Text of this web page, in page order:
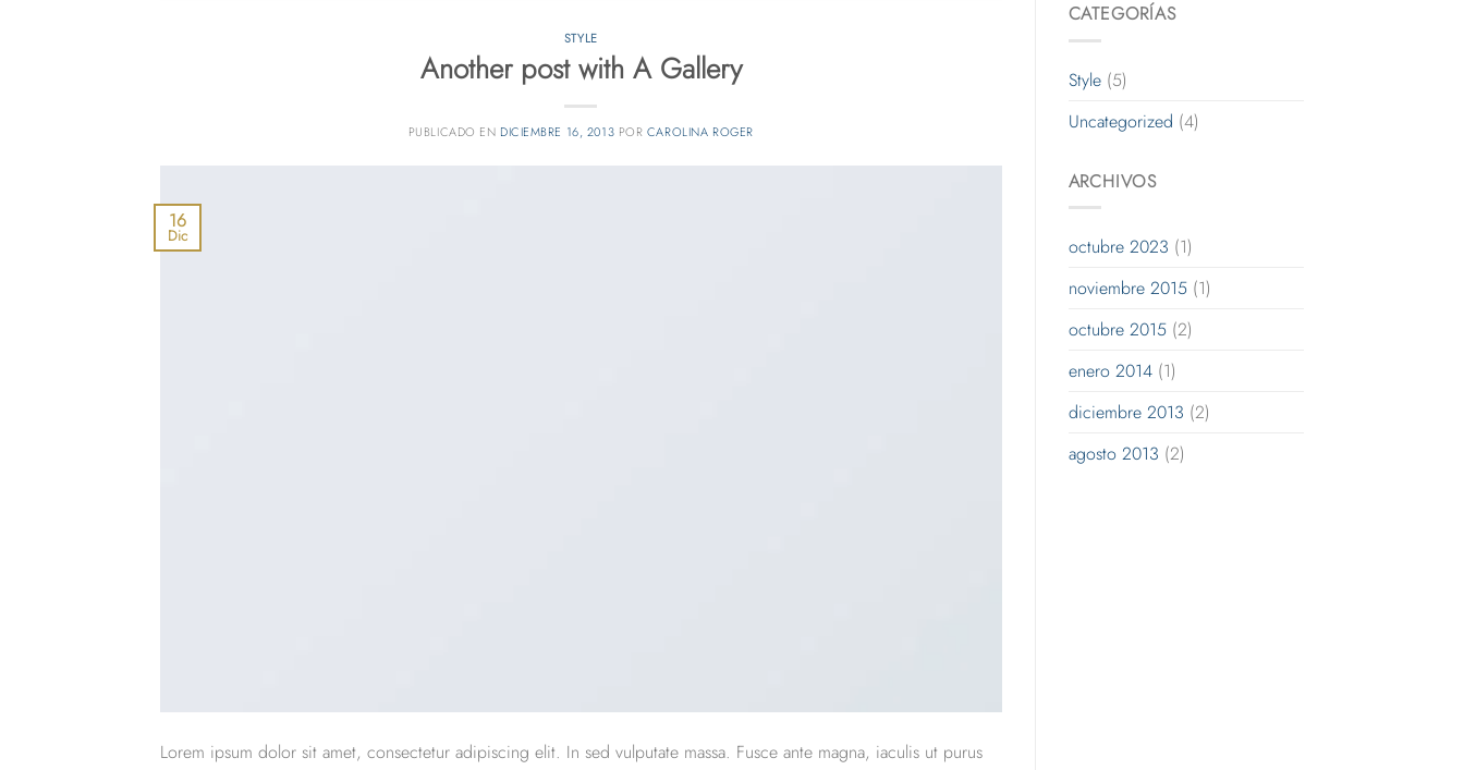
STYLE
Another post with A Gallery
PUBLICADO EN DICIEMBRE 16, 2013 POR CAROLINA ROGER
16
Dic
Lorem ipsum dolor sit amet, consectetur adipiscing elit. In sed vulputate massa. Fusce ante magna, iaculis ut purus
CATEGORÍAS
Style(5)
Uncategorized (4)
ARCHIVOS
octubre 2023 (1)
noviembre 2015(1)
octubre 2015(2)
enero 2014(1)
diciembre 2013 (2)
agosto 2013 (2)